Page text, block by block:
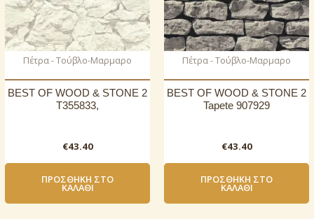
Πέτρα - Τούβλο-Μαρμαρο
BEST OF WOOD & STONE 2
T355833,
€43.40
ΠΡΟΣΘΉΚΗ ΣΤΟ
ΚΑΛΆΘΙ
Πέτρα - Τούβλο-Μαρμαρο
BEST OF WOOD & STONE 2
Tapete 907929
€43.40
ΠΡΟΣΘΉΚΗ ΣΤΟ
ΚΑΛΆΘΙ